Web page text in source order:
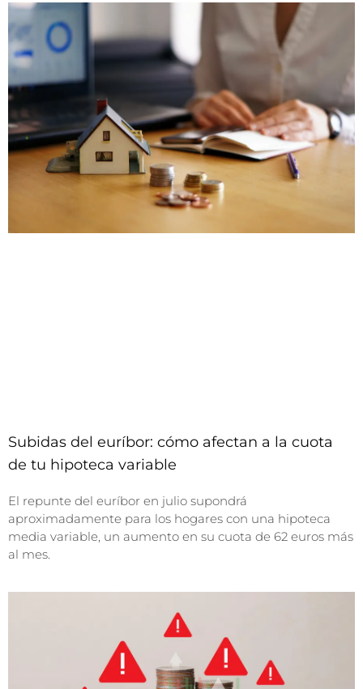
Subidas del euríbor: cómo afectan a la cuota
de tu hipoteca variable
El repunte del euríbor en julio supondrá
aproximadamente para los hogares con una hipoteca
media variable, un aumento en su cuota de 62 euros más
al mes.